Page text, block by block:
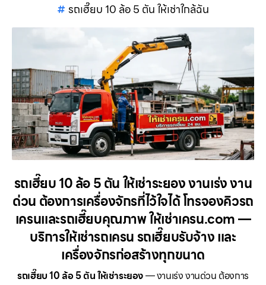
รถเฮี๊ยบ 10 ล้อ 5 ตัน ให้เช่าใกล้ฉัน
รถเฮี๊ยบ 10 ล้อ 5 ตัน ให้เช่าระยอง งานเร่ง งาน
ด่วน ต้องการเครื่องจักรที่ไว้ใจได้ โทรจองคิวรถ
เครนและรถเฮี๊ยบคุณภาพ ให้เช่าเครน.com —
บริการให้เช่ารถเครน รถเฮี๊ยบรับจ้าง และ
เครื่องจักรก่อสร้างทุกขนาด
รถเฮี๊ยบ 10 ล้อ 5 ตัน ให้เช่าระยอง— งานเร่ง งานด่วน ต้องการ